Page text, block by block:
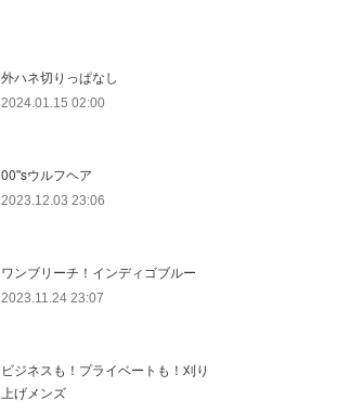
外ハネ切りっぱなし
2024.01.15 02:00
00''sウルフヘア
2023.12.03 23:06
ワンブリーチ！インディゴブルー
2023.11.24 23:07
ビジネスも！プライベートも！刈り
上げメンズ